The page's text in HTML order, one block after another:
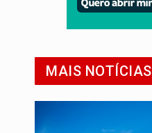
MAIS NOTÍCIAS